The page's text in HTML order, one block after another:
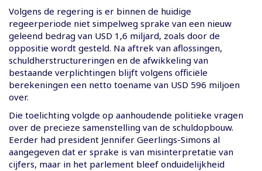
Volgens de regering is er binnen de huidige
regeerperiode niet simpelweg sprake van een nieuw
geleend bedrag van USD 1,6 miljard, zoals door de
oppositie wordt gesteld. Na aftrek van aflossingen,
schuldherstructureringen en de afwikkeling van
bestaande verplichtingen blijft volgens officiële
berekeningen een netto toename van USD 596 miljoen
over.
Die toelichting volgde op aanhoudende politieke vragen
over de precieze samenstelling van de schuldopbouw.
Eerder had president Jennifer Geerlings-Simons al
aangegeven dat er sprake is van misinterpretatie van
cijfers, maar in het parlement bleef onduidelijkheid